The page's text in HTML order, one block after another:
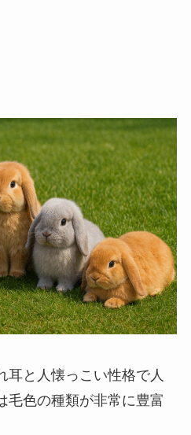
耳と人懐っこい性格で人
毛色の種類が非常に豊富